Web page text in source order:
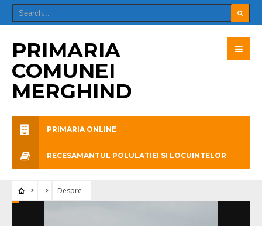
PRIMARIA
COMUNEI
MERGHINDEAL
PRIMARIA ONLINE
RECESAMANTUL POLULATIEI SI LOCUINTELOR
Despre